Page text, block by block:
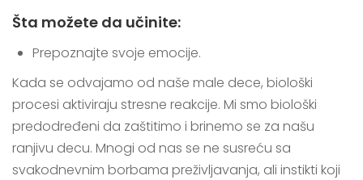
Šta možete da učinite:
Prepoznajte svoje emocije.
Kada se odvajamo od naše male dece, biološki
procesi aktiviraju stresne reakcije. Mi smo biološki
predodređeni da zaštitimo i brinemo se za našu
ranjivu decu. Mnogi od nas se ne susreću sa
svakodnevnim borbama preživljavanja, ali instikti koji